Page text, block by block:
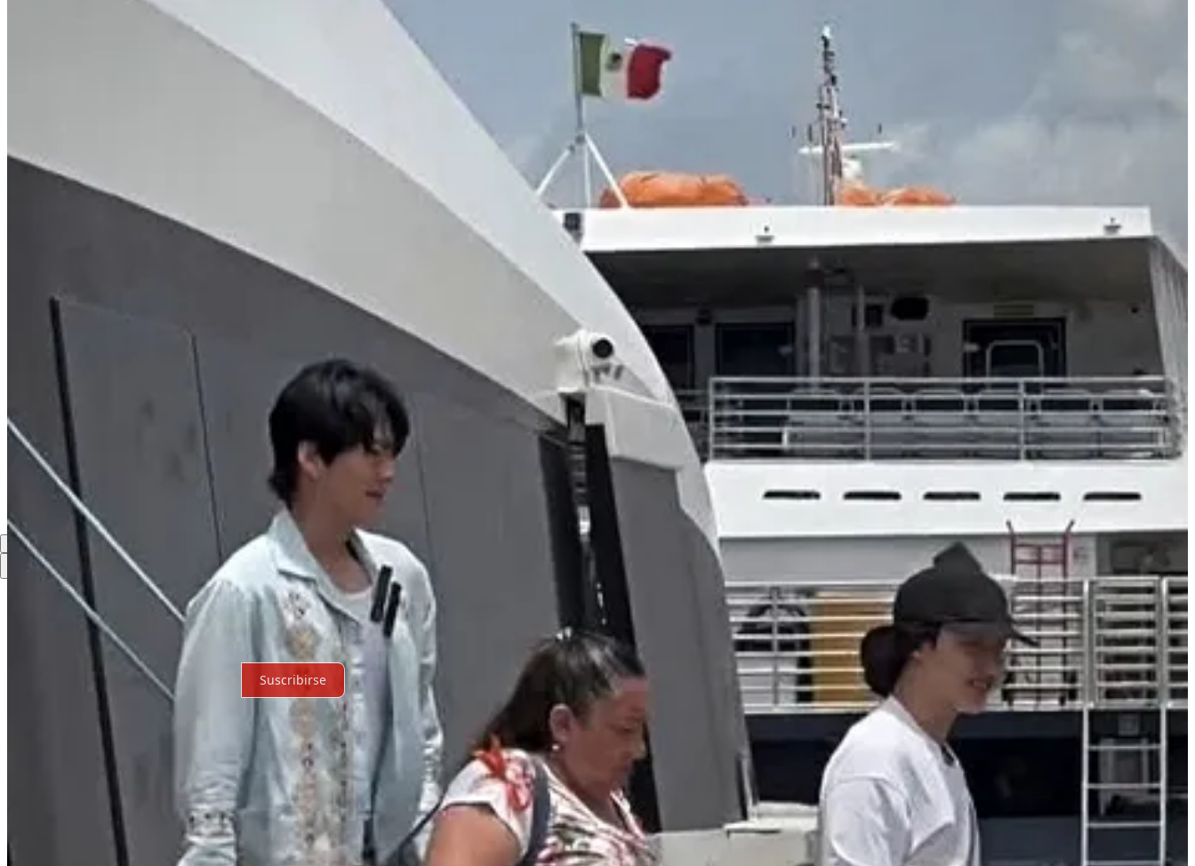
Tras recorrer Cancún, Yucatán y Playa del Carmen, Cozumel los recibió con su mar cristalino y atmósfera tropical, ofreciéndoles un merecido respiro antes de regresar a Corea a finales de mes.
El reality, que debutó en octubre de 2023 y cuenta con un spin-off como
GBRB Spinoff: Cafeteria Operation, sigue a estos amigos enfrentando desafíos agrícolas con un toque de diversión.
Aunque intentan mantener un perfil bajo, las cámaras no los pierden de vista, capturando momentos especiales que los fans esperan ver pronto. Este viaje marca una pausa exótica en sus agitadas agendas,
consolidándolos como embajadores del entretenimiento coreano en tierras mexicanas.
Discusión sobre este post
Comentarios
Lo mejor de Último
Por supuesto, sigue adelante.
Suscribirse
© 2026 Expediente Quintana Roo Términos∙Aviso de recolección
Crea tu Substack
es el hogar de la gran cultura